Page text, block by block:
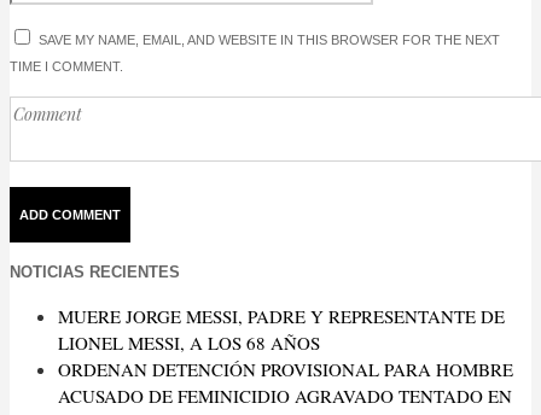
SAVE MY NAME, EMAIL, AND WEBSITE IN THIS BROWSER FOR THE NEXT
TIME I COMMENT.
NOTICIAS RECIENTES
MUERE JORGE MESSI, PADRE Y REPRESENTANTE DE
LIONEL MESSI, A LOS 68 AÑOS
ORDENAN DETENCIÓN PROVISIONAL PARA HOMBRE
ACUSADO DE FEMINICIDIO AGRAVADO TENTADO EN